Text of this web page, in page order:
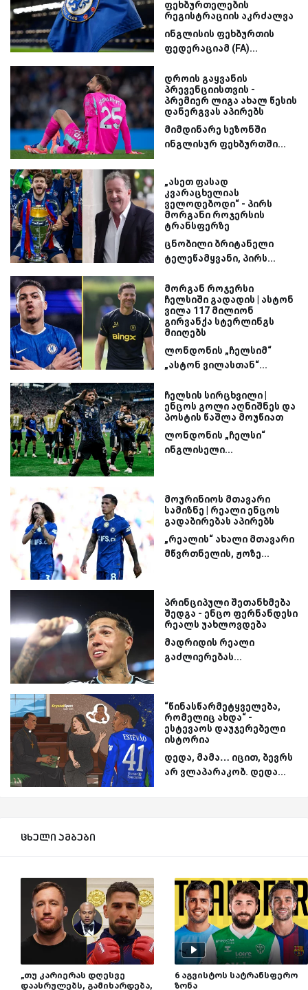
ფეხბურთელების
რეგისტრაციის აკრძალვა
ინგლისის ფეხბურთის
ფედერაციამ (FA)...
დროის გაყვანის
პრევენციისთვის -
პრემიერ ლიგა ახალ წესის
დანერგვას აპირებს
მიმდინარე სეზონში
ინგლისურ ფეხბურთში...
„ასეთ ფასად
კვარაცხელიას
ველოდებოდი“ - პირს
მორგანი როჯერსის
ტრანსფერზე
ცნობილი ბრიტანელი
ტელეწამყვანი, პირს...
მორგან როჯერსი
ჩელსიში გადადის | ასტონ
ვილა 117 მილიონ
გირვანქა სტერლინგს
მიიღებს
ლონდონის „ჩელსიმ“
„ასტონ ვილასთან“...
ჩელსის სირცხვილი |
ენცოს გოლი აღნიშნეს და
პოსტის წაშლა მოუწიათ
ლონდონის „ჩელსი“
ინგლისელი...
მოურინიოს მთავარი
სამიზნე | რეალი ენცოს
გადაბირებას აპირებს
„რეალის“ ახალი მთავარი
მწვრთნელის, ჟოზე...
პრინციპული შეთანხმება
შედგა - ენცო ფერნანდესი
რეალს უახლოვდება
მადრიდის რეალი
გაძლიერებას...
“წინასწარმეტყველება,
რომელიც ახდა“ -
ესტევაოს დაუჯერებელი
ისტორია
დედა, მამა… იცით, ბევრს
არ ვლაპარაკობ. დედა...
ცხელი ამბები
„თუ კარიერას დღესვე
დაასრულებს, გამიხარდება,
6 აგვისტოს სატრანსფერო
ზონა